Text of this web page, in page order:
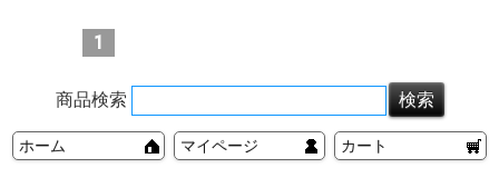
1
商品検索
ホーム マイページ カート